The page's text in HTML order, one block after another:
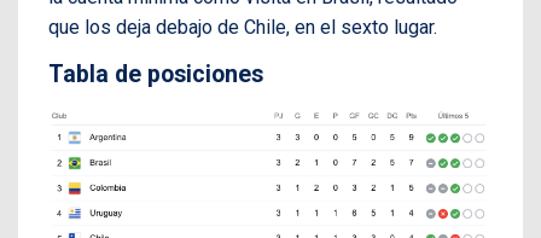
que los deja debajo de Chile, en el sexto lugar.
Tabla de posiciones